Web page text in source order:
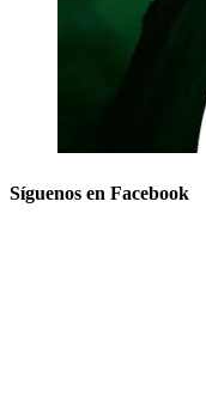
Síguenos en Facebook